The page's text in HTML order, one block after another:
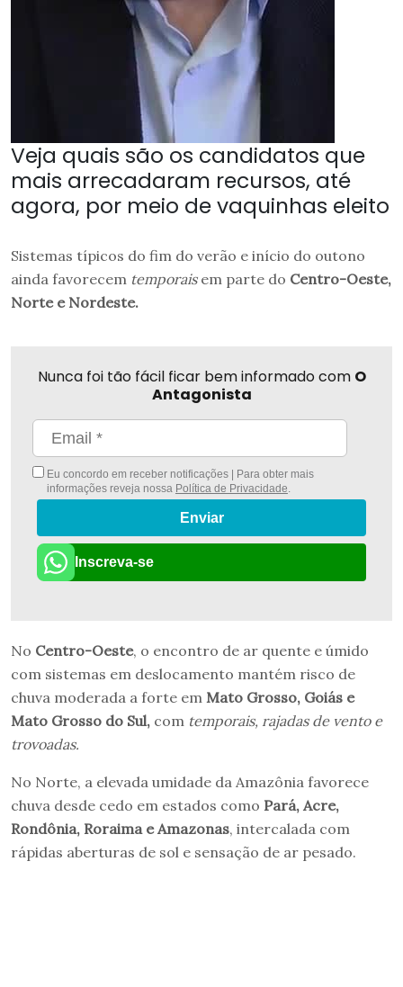
Veja quais são os candidatos que
mais arrecadaram recursos, até
agora, por meio de vaquinhas eleito
Sistemas típicos do fim do verão e início do outono
ainda favorecem temporais em parte do Centro-Oeste,
Norte e Nordeste.
Nunca foi tão fácil ficar bem informado com O
Antagonista
Eu concordo em receber notificações | Para obter mais
informações reveja nossa Política de Privacidade.
Enviar
Inscreva-se
No Centro-Oeste, o encontro de ar quente e úmido
com sistemas em deslocamento mantém risco de
chuva moderada a forte em Mato Grosso, Goiás e
Mato Grosso do Sul, com temporais, rajadas de vento e
trovoadas.
No Norte, a elevada umidade da Amazônia favorece
chuva desde cedo em estados como Pará, Acre,
Rondônia, Roraima e Amazonas, intercalada com
rápidas aberturas de sol e sensação de ar pesado.